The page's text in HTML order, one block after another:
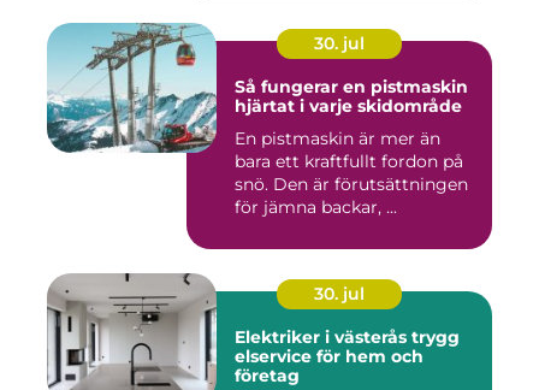
30. jul
Så fungerar en pistmaskin
hjärtat i varje skidområde
En pistmaskin är mer än
bara ett kraftfullt fordon på
snö. Den är förutsättningen
för jämna backar, ...
30. jul
Elektriker i västerås trygg
elservice för hem och
företag